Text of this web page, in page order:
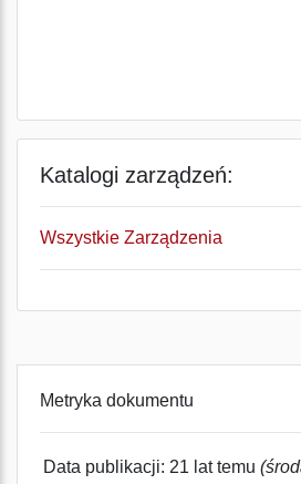
Katalogi zarządzeń:
Wszystkie Zarządzenia
Metryka dokumentu
Data publikacji: 21 lat temu